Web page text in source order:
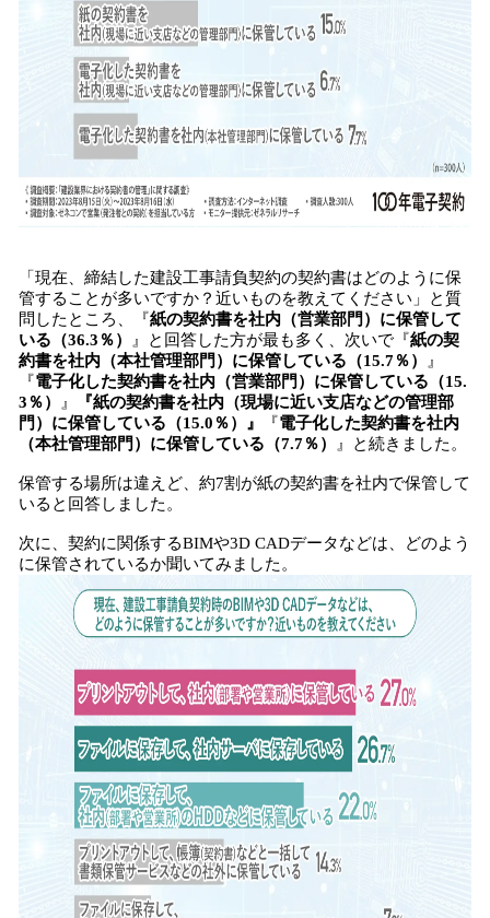
「現在、締結した建設工事請負契約の契約書はどのように保
管することが多いですか？近いものを教えてください」と質
問したところ、『紙の契約書を社内（営業部門）に保管して
いる（36.3％）
』と回答した方が最も多く、次いで『紙の契
約書を社内（本社管理部門）に保管している（15.7％）
』
『電子化した契約書を社内（営業部門）に保管している（15.
3％）
』
『紙の契約書を社内（現場に近い支店などの管理部
門）に保管している（15.0％）』
『電子化した契約書を社内
（本社管理部門）に保管している（7.7％）
』と続きました。
保管する場所は違えど、約7割が紙の契約書を社内で保管して
いると回答しました。
次に、契約に関係するBIMや3D CADデータなどは、どのよう
に保管されているか聞いてみました。